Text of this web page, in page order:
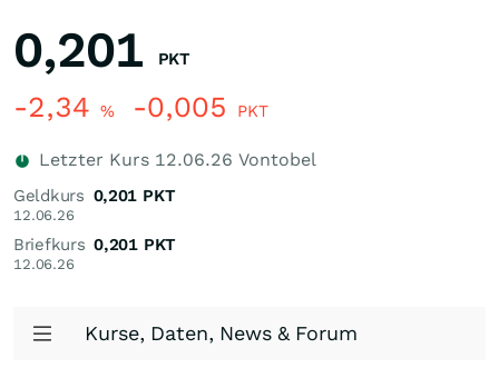
0,201 PKT
-2,34 % -0,005 PKT
Letzter Kurs 12.06.26 Vontobel
Geldkurs
12.06.26
0,201 PKT
Briefkurs
12.06.26
0,201 PKT
Kurse, Daten, News & Forum